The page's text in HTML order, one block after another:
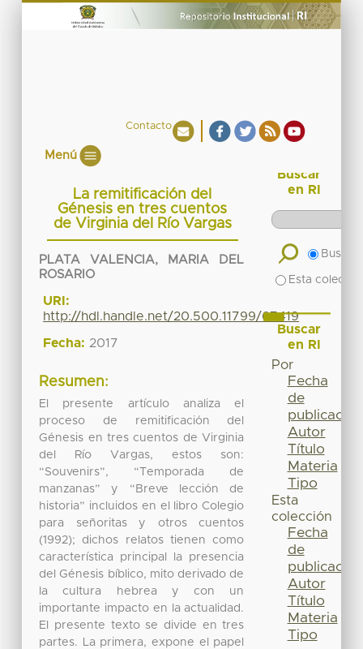
Contacto
Menú
La remitificación del
Génesis en tres cuentos
de Virginia del Río Vargas
PLATA VALENCIA, MARIA DEL
ROSARIO
URI:
http://hdl.handle.net/20.500.11799/67419
Fecha: 2017
Resumen:
El presente artículo analiza el
proceso de remitificación del
Génesis en tres cuentos de Virginia
del Río Vargas, estos son:
“Souvenirs”, “Temporada de
manzanas” y “Breve lección de
historia” incluidos en el libro Colegio
para señoritas y otros cuentos
(1992); dichos relatos tienen como
característica principal la presencia
del Génesis bíblico, mito derivado de
la cultura hebrea y con un
importante impacto en la actualidad.
El presente texto se divide en tres
partes. La primera, expone el papel
Buscar
en RI
Buscar
Esta
Buscar
en RI
Por
Fecha
de
publicación
Autor
Título
Materia
Tipo
Esta
colección
Fecha
de
publicación
Autor
Título
Materia
Tipo